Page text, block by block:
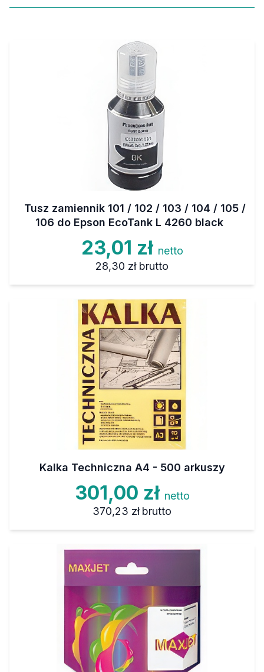
Tusz zamiennik 101 / 102 / 103 / 104 / 105 /
106 do Epson EcoTank L 4260 black
23,01 zł netto
28,30 zł brutto
Kalka Techniczna A4 - 500 arkuszy
301,00 zł netto
370,23 zł brutto